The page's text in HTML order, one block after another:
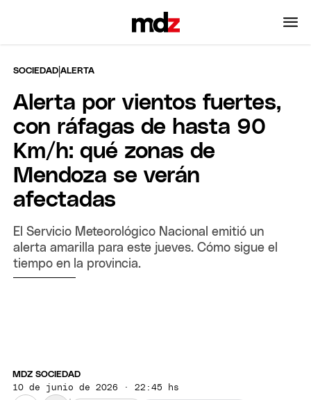
SOCIEDAD |ALERTA
Alerta por vientos fuertes,
con ráfagas de hasta 90
Km/h: qué zonas de
Mendoza se verán
afectadas
El Servicio Meteorológico Nacional emitió un
alerta amarilla para este jueves. Cómo sigue el
tiempo en la provincia.
MDZ SOCIEDAD
10 de junio de 2026 · 22:45 hs